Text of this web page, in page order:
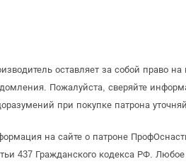
оставляет за собой право
Пожалуйста, сверяйте
при покупке патрона
на сайте о патроне
437 Гражданского кодекса РФ.